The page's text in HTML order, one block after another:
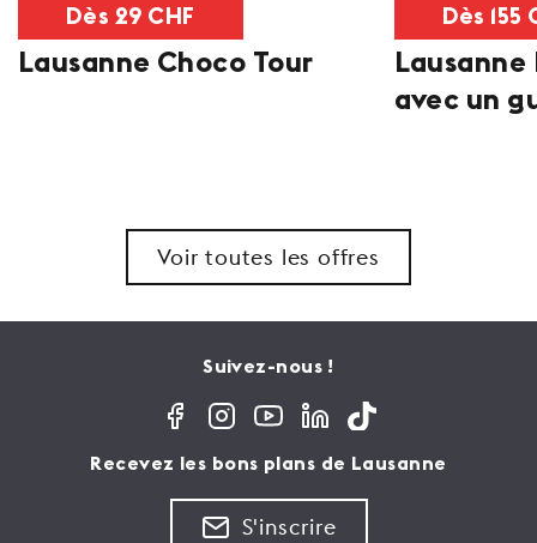
Dès 29 CHF
Lausanne Choco Tour
Dès 155
Lausanne
avec un
Voir toutes les offres
Suivez-nous !
Recevez les bons plans de Lausanne
S'inscrire